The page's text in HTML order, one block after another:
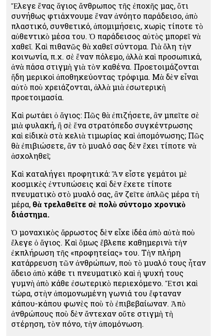
Ἔλεγε ἕνας ἅγιος ἄνθρωπος τῆς ἐποχῆς μας, ὅτι
συνήθως φτιάχνουμε ἕναν ἀνόητο παράδεισο, ἀπὸ
πλαστικό, συνθετικό, ἀπομιμήσεις, χωρὶς τίποτε τὸ
αὐθεντικὸ μέσα του. Ὁ παράδεισος αὐτὸς μπορεῖ νὰ
χαθεῖ. Καὶ πιθανῶς θὰ χαθεῖ σύντομα. Γιὰ ὅλη τὴν
κοινωνία, π.χ. σὲ ἕναν πόλεμο, ἀλλὰ καὶ προσωπικά,
ἀνὰ πάσα στιγμὴ γιὰ τὸν καθένα. Προετοιμάζονται
ἤδη μερικοὶ ἀποθηκεύοντας τρόφιμα. Μὰ δὲν εἶναι
αὐτὸ ποὺ χρειάζονται, ἀλλὰ μιὰ ἐσωτερικὴ
προετοιμασία.
Καὶ ρωτάει ὁ ἅγιος: Πῶς θὰ ἐπιζήσετε, ἂν μπεῖτε σὲ
μιὰ φυλακή, ἢ σὲ ἕνα στρατόπεδο συγκέντρωσης
καὶ εἰδικὰ στὰ κελιὰ τιμωρίας καὶ ἀπομόνωσης; Πῶς
θὰ ἐπιβιώσετε, ἂν τὸ μυαλό σας δὲν ἔχει τίποτε νὰ
ἀσχοληθεῖ;
Καὶ καταλήγει προφητικά: Ἂν εἶστε γεμάτοι μὲ
κοσμικὲς ἐντυπώσεις καὶ δὲν ἔχετε τίποτε
πνευματικὸ στὸ μυαλό σας, ἂν ζεῖτε ἁπλῶς μέρα τὴ
μέρα, θὰ τρελαθεῖτε σὲ πολὺ σύντομο χρονικὸ
διάστημα.
Ὁ μοναχικὸς ἄρρωστος δὲν εἶχε ἰδέα ἀπὸ αὐτὰ ποὺ
ἔλεγε ὁ ἅγιος. Καὶ ὅμως ἔβλεπε καθημερινὰ τὴν
ἐκπλήρωση τῆς «προφητείας» του. Τὴν πλήρη
κατάρρευση τῶν ἀνθρώπων, ποὺ τὸ μυαλό τους ἦταν
ἄδειο ἀπὸ κάθε τι πνευματικὸ καὶ ἡ ψυχή τους
γυμνὴ ἀπὸ κάθε ἐσωτερικὸ περιεχόμενο. Ἔτσι καὶ
τώρα, στὴν ἀπομονωμένη γωνιά του ἔφταναν
κάπου-κάπου φωνὲς ποὺ τὸ ἐπιβεβαίωναν. Ἀπὸ
ἀνθρώπους ποὺ δὲν ἄντεχαν οὔτε στιγμὴ τὴ
στέρηση, τὸν πόνο, τὴν ἀπομόνωση.